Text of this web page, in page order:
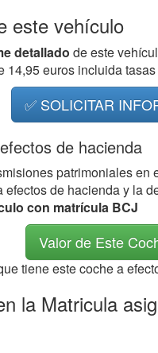
este vehículo
detallado de este
14,95 euros incluida
✅ SOLICITAR
de hacienda
patrimoniales en
de hacienda y la
con matrícula BCJ
Valor de Este
tiene este coche a
la Matricula